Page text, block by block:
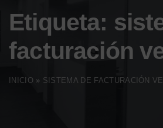
Etiqueta:
facturación
INICIO » SISTEMA DE FACTURACIÓN